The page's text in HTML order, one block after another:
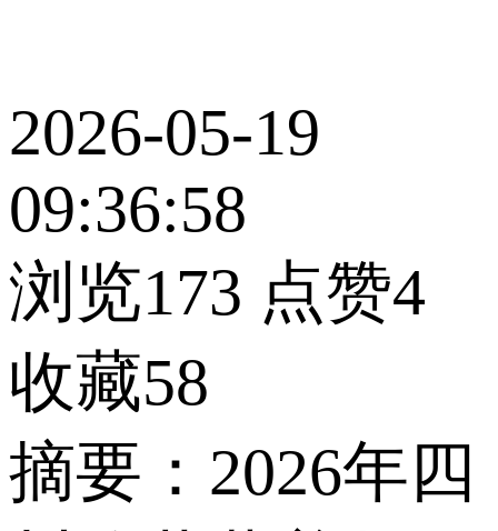
2026-05-19
09:36:58
浏览173 点赞4
收藏58
摘要：2026年四